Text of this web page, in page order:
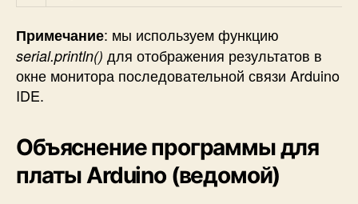
Примечание: мы используем функцию
serial.println() для отображения результатов в
окне монитора последовательной связи Arduino
IDE.
Объяснение программы для
платы Arduino (ведомой)